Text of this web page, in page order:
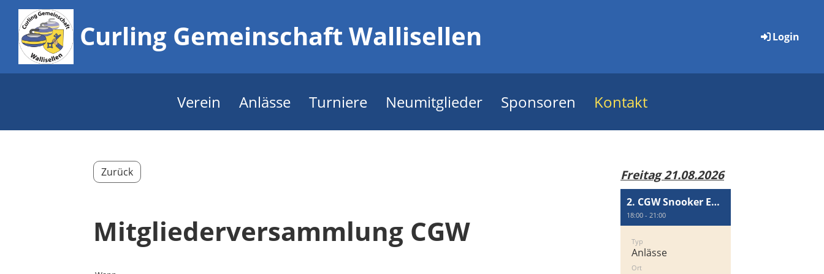
Curling Gemeinschaft Wallisellen Login
Verein Anlässe Turniere Neumitglieder Sponsoren Kontakt
Zurück
Mitgliederversammlung CGW
Freitag 21.08.2026
2. CGW Snooker Event
18:00 - 21:00
Typ
Anlässe
Ort